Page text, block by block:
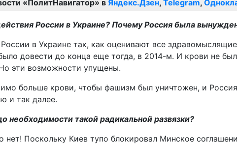
«ПолитНавигатор» в Яндекс.Дзен, Telegram,
России в Украине? Почему Россия была
в Украине так, как оценивают все
довести до конца еще тогда, в 2014-м. И крови не
эти возможности упущены.
больше крови, чтобы фашизм был уничтожен, и
и так далее.
необходимости такой радикальной развязки?
нет! Поскольку Киев тупо блокировал Минское